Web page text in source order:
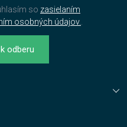
so zasielaním
osobných údajov.
odberu